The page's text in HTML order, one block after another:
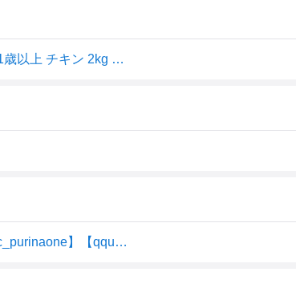
ネスレ日本 ピュリナワン キャット 健康マルチケア 腎臓/尿路・お腹・脳 11歳以上 チキン 2kg 返品種別B
ピュリナワン キャット ドライ 健康マルチケア 11歳以上 チキン(2kg)【dalc_purinaone】【qqu】【zeq】【ピュリナワン(PURINA ONE)】[キャットフード]